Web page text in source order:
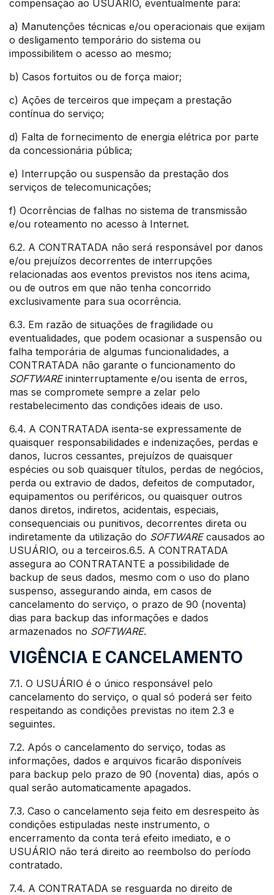
compensação ao USUÁRIO, eventualmente para:
a) Manutenções técnicas e/ou operacionais que exijam
o desligamento temporário do sistema ou
impossibilitem o acesso ao mesmo;
b) Casos fortuitos ou de força maior;
c) Ações de terceiros que impeçam a prestação
contínua do serviço;
d) Falta de fornecimento de energia elétrica por parte
da concessionária pública;
e) Interrupção ou suspensão da prestação dos
serviços de telecomunicações;
f) Ocorrências de falhas no sistema de transmissão
e/ou roteamento no acesso à Internet.
6.2. A CONTRATADA não será responsável por danos
e/ou prejuízos decorrentes de interrupções
relacionadas aos eventos previstos nos itens acima,
ou de outros em que não tenha concorrido
exclusivamente para sua ocorrência.
6.3. Em razão de situações de fragilidade ou
eventualidades, que podem ocasionar a suspensão ou
falha temporária de algumas funcionalidades, a
CONTRATADA não garante o funcionamento do
SOFTWAREininterruptamente e/ou isenta de erros,
mas se compromete sempre a zelar pelo
restabelecimento das condições ideais de uso.
6.4. A CONTRATADA isenta-se expressamente de
quaisquer responsabilidades e indenizações, perdas e
danos, lucros cessantes, prejuízos de quaisquer
espécies ou sob quaisquer títulos, perdas de negócios,
perda ou extravio de dados, defeitos de computador,
equipamentos ou periféricos, ou quaisquer outros
danos diretos, indiretos, acidentais, especiais,
consequenciais ou punitivos, decorrentes direta ou
indiretamente da utilização do SOFTWAREcausados ao
USUÁRIO, ou a terceiros.6.5. A CONTRATADA
assegura ao CONTRATANTE a possibilidade de
backup de seus dados, mesmo com o uso do plano
suspenso, assegurando ainda, em casos de
cancelamento do serviço, o prazo de 90 (noventa)
dias para backup das informações e dados
armazenados no SOFTWARE.
VIGÊNCIA E CANCELAMENTO
7.1. O USUÁRIO é o único responsável pelo
cancelamento do serviço, o qual só poderá ser feito
respeitando as condições previstas no item 2.3 e
seguintes.
7.2. Após o cancelamento do serviço, todas as
informações, dados e arquivos ficarão disponíveis
para backup pelo prazo de 90 (noventa) dias, após o
qual serão automaticamente apagados.
7.3. Caso o cancelamento seja feito em desrespeito às
condições estipuladas neste instrumento, o
encerramento da conta terá efeito imediato, e o
USUÁRIO não terá direito ao reembolso do período
contratado.
7.4. A CONTRATADA se resguarda no direito de